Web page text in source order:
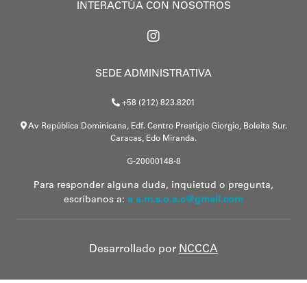
INTERACTÚA CON NOSOTROS
SEDE ADMINISTRATIVA
+58 (212) 823.8201
Av República Dominicana, Edf. Centro Prestigio Giorgio, Boleita Sur.
Caracas, Edo Miranda.
G-20000148-8
Para responder alguna duda, inquietud o pregunta,
escríbanos a: a a.m.s.o.a.c@gmail.com
Desarrollado por NCCCA